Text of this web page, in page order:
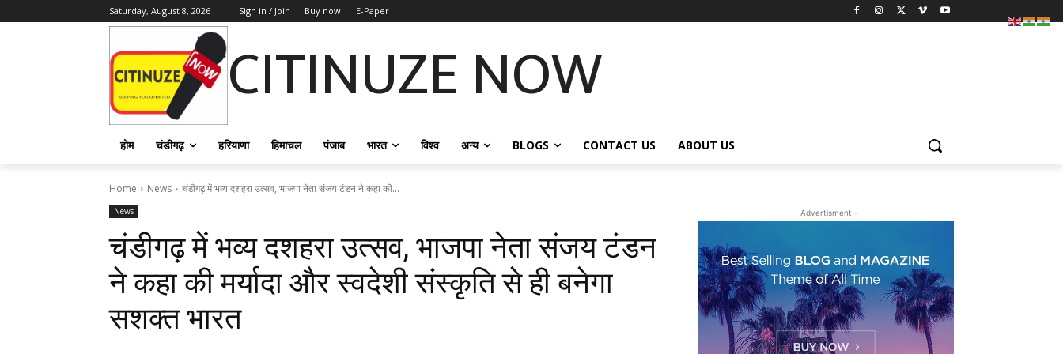
Saturday, August 8, 2026 Sign in / Join Buy now! E-Paper
CITINUZE NOW
होम चंडीगढ़ हरियाणा हिमाचल पंजाब भारत विश्व अन्य BLOGS CONTACT US ABOUT US
Home News चंडीगढ़ में भव्य दशहरा उत्सव, भाजपा नेता संजय टंडन ने कहा की...
News
चंडीगढ़ में भव्य दशहरा उत्सव, भाजपा नेता संजय टंडन
ने कहा की मर्यादा और स्वदेशी संस्कृति से ही बनेगा
सशक्त भारत
- Advertisment -